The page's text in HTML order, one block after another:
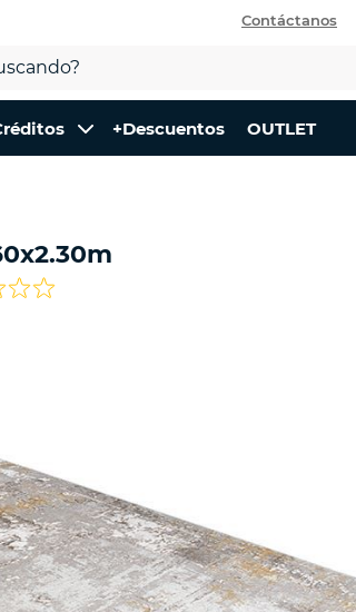
Contáctanos
+Descuentos OUTLET